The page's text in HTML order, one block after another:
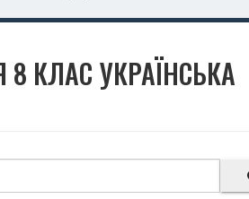
КЛАС УКРАЇНСЬКА